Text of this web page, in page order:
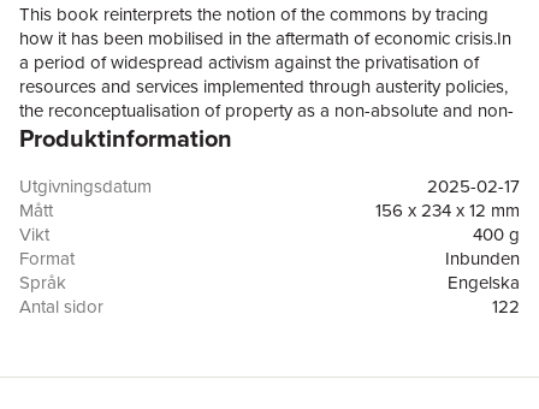
This book reinterprets the notion of the commons by tracing
how it has been mobilised in the aftermath of economic crisis.In
a period of widespread activism against the privatisation of
resources and services implemented through austerity policies,
the reconceptualisation of property as a non-absolute and non-
individualistic institution has attracted a great deal of attention.
economic crisis, this book offers a critical analysis of the
struggle for the commons. More specifically, as it details how
discourses, legal tools and policies based on disciplinary ideas
of the commons are deployed in the neoliberal restructuring of
societies, the book considers how conflicting ideas of the
commons express different, and often clashing visions, of urban
as both a governmental technique to regulate urban space and
Produktinformation
Utgivningsdatum
2025-02-17
Mått
156 x 234 x 12 mm
Vikt
400 g
Format
Inbunden
Språk
Engelska
Antal sidor
122